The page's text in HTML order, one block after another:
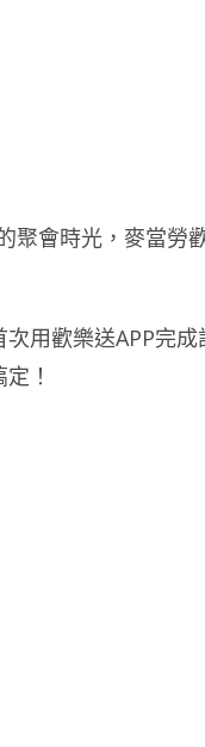
聚會時光，麥當勞
用歡樂送APP完
！